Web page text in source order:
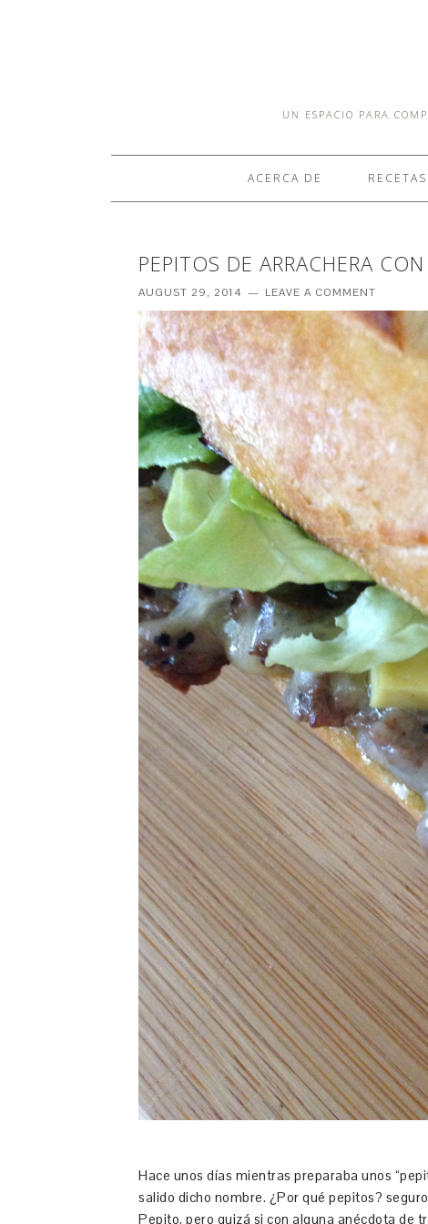
UN ESPACIO PARA
ACERCA DE RECETAS
PEPITOS DE ARRACHERA
AUGUST 29, 2014 LEAVE A COMMENT
Hace unos días mientras preparaba unos
salido dicho nombre. ¿Por qué pepitos?
Pepito, pero quizá si con alguna anécdota de